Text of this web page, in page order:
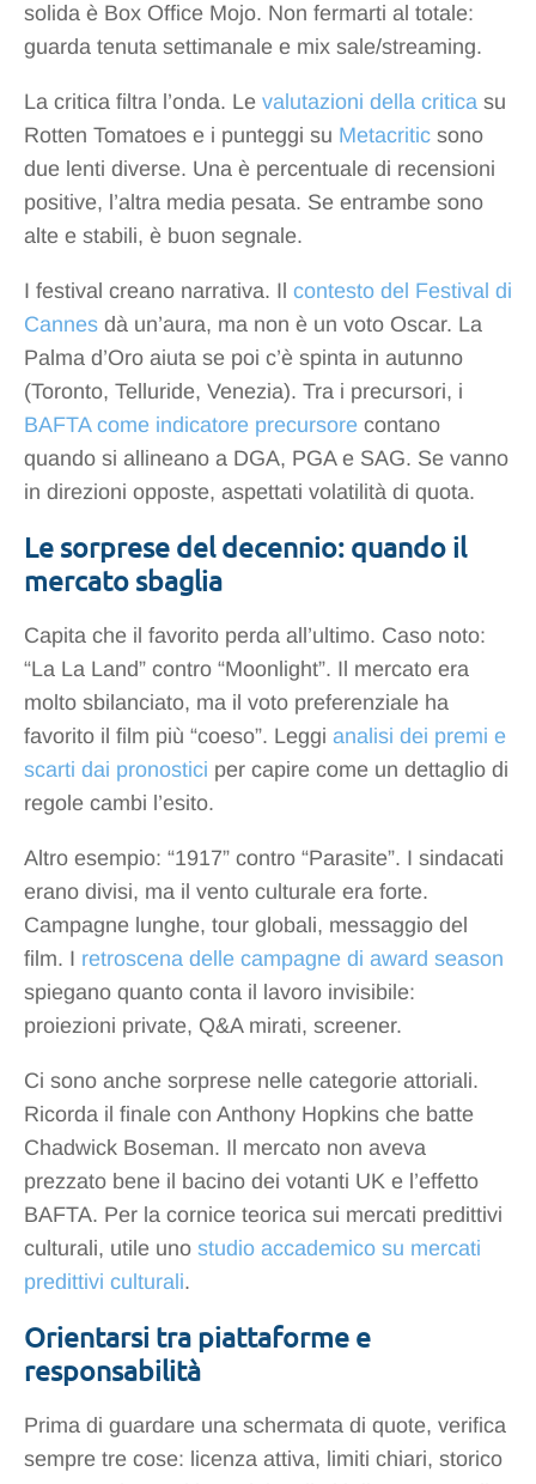
solida è Box Office Mojo. Non fermarti al totale:
guarda tenuta settimanale e mix sale/streaming.
La critica filtra l’onda. Le valutazioni della critica su
Rotten Tomatoes e i punteggi su Metacritic sono
due lenti diverse. Una è percentuale di recensioni
positive, l’altra media pesata. Se entrambe sono
alte e stabili, è buon segnale.
I festival creano narrativa. Il contesto del Festival di
Cannes dà un’aura, ma non è un voto Oscar. La
Palma d’Oro aiuta se poi c’è spinta in autunno
(Toronto, Telluride, Venezia). Tra i precursori, i
BAFTA come indicatore precursore contano
quando si allineano a DGA, PGA e SAG. Se vanno
in direzioni opposte, aspettati volatilità di quota.
Le sorprese del decennio: quando il
mercato sbaglia
Capita che il favorito perda all’ultimo. Caso noto:
“La La Land” contro “Moonlight”. Il mercato era
molto sbilanciato, ma il voto preferenziale ha
favorito il film più “coeso”. Leggi analisi dei premi e
scarti dai pronostici per capire come un dettaglio di
regole cambi l’esito.
Altro esempio: “1917” contro “Parasite”. I sindacati
erano divisi, ma il vento culturale era forte.
Campagne lunghe, tour globali, messaggio del
film. I retroscena delle campagne di award season
spiegano quanto conta il lavoro invisibile:
proiezioni private, Q&A mirati, screener.
Ci sono anche sorprese nelle categorie attoriali.
Ricorda il finale con Anthony Hopkins che batte
Chadwick Boseman. Il mercato non aveva
prezzato bene il bacino dei votanti UK e l’effetto
BAFTA. Per la cornice teorica sui mercati predittivi
culturali, utile uno studio accademico su mercati
predittivi culturali.
Orientarsi tra piattaforme e
responsabilità
Prima di guardare una schermata di quote, verifica
sempre tre cose: licenza attiva, limiti chiari, storico